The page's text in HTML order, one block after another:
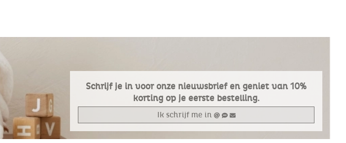
Schrijf je in voor onze nieuwsbrief en geniet van 10%
korting op je eerste bestelling.
Ik schrijf me in